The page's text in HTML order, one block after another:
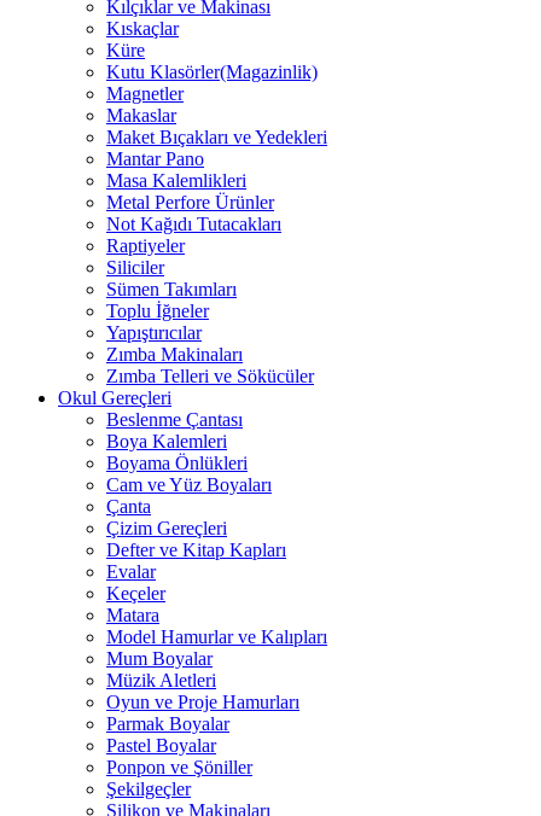
Kılçıklar ve Makinası
Kıskaçlar
Küre
Kutu Klasörler(Magazinlik)
Magnetler
Makaslar
Maket Bıçakları ve Yedekleri
Mantar Pano
Masa Kalemlikleri
Metal Perfore Ürünler
Not Kağıdı Tutacakları
Raptiyeler
Siliciler
Sümen Takımları
Toplu İğneler
Yapıştırıcılar
Zımba Makinaları
Zımba Telleri ve Sökücüler
Okul Gereçleri
Beslenme Çantası
Boya Kalemleri
Boyama Önlükleri
Cam ve Yüz Boyaları
Çanta
Çizim Gereçleri
Defter ve Kitap Kapları
Evalar
Keçeler
Matara
Model Hamurlar ve Kalıpları
Mum Boyalar
Müzik Aletleri
Oyun ve Proje Hamurları
Parmak Boyalar
Pastel Boyalar
Ponpon ve Şöniller
Şekilgeçler
Silikon ve Makinaları